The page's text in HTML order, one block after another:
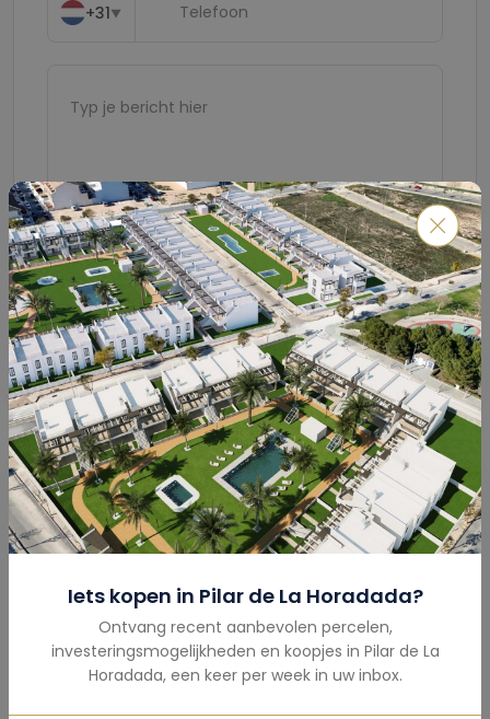
Iets kopen in Pilar de La Horadada?
Ontvang recent aanbevolen percelen,
investeringsmogelijkheden en koopjes in Pilar de La
Horadada, een keer per week in uw inbox.
+31▼
Verzenden
Hypotheekcalculator
Totaalbedrag(€)
Aanbetaling(€)